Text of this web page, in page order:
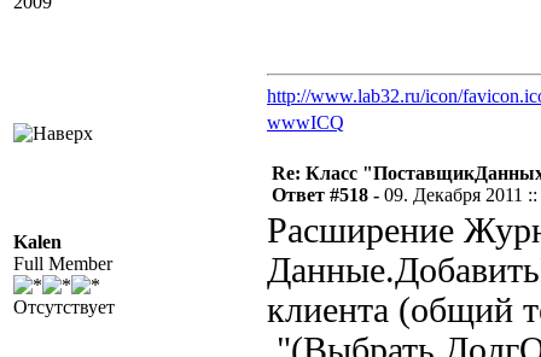
http://www.lab32.ru/icon/
wwwICQ
Kalen
Full Member
Отсутствует
Re: Класс
Ответ #518 - 09. Декабря 2011
Расширение
клиента (общий